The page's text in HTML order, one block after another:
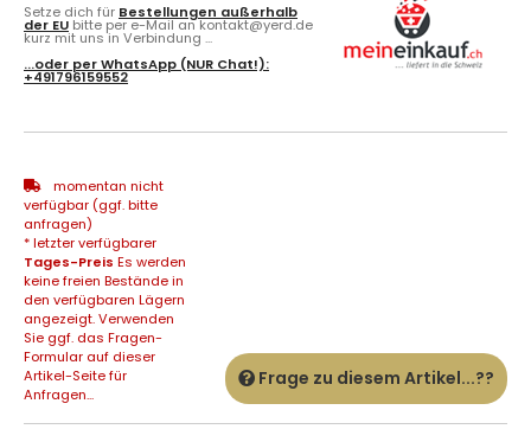
Setze dich für Bestellungen außerhalb
der EU bitte per e-Mail an kontakt@yerd.de
kurz mit uns in Verbindung ...
...oder perWhatsApp (NUR Chat!):
+491796159552
momentan nicht
verfügbar (ggf. bitte
anfragen)
* letzter verfügbarer
Tages-Preis Es werden
keine freien Bestände in
den verfügbaren Lägern
angezeigt. Verwenden
Sie ggf. das Fragen-
Formular auf dieser
Artikel-Seite für
Anfragen...
Frage zu diesem Artikel...??